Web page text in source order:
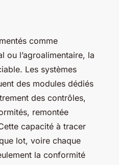
comme
ou l’agroalimentaire, la
Les systèmes
des modules dédiés
des contrôles,
remontée
capacité à tracer
lot, voire chaque
la conformité